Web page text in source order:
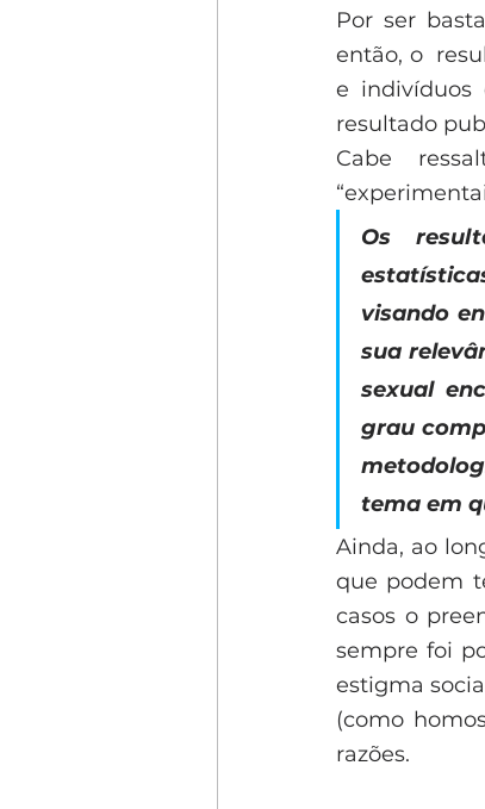
Por ser
então, o
e indivíduos
resultado
Cabe
Os
visando
sua
sexual
grau
tema em
Ainda, ao
que podem
casos o
sempre foi
estigma
(como
razões.